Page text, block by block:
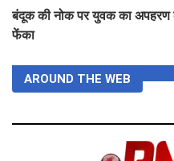
बंदूक की नोक पर युवक का अपहरण
फेंका
AROUND THE WEB